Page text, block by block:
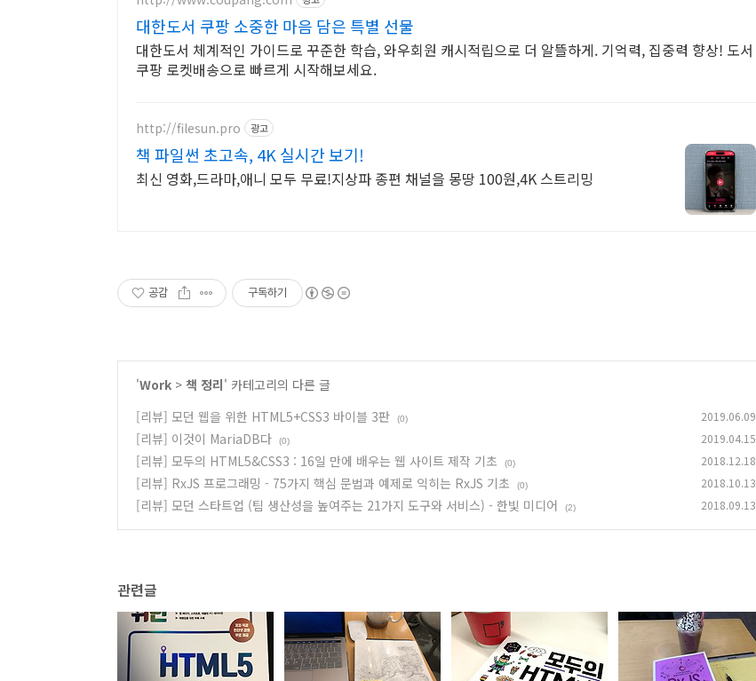
대한도서 쿠팡 소중한 마음 담은 특별 선물
대한도서 체계적인 가이드로 꾸준한 학습, 와우회원 캐시적립으로 더 알뜰하게. 기억력, 집중력 향상! 도서
쿠팡 로켓배송으로 빠르게 시작해보세요.
http://filesun.pro 광고
책 파일썬 초고속, 4K 실시간 보기!
최신 영화,드라마,애니 모두 무료!지상파 종편 채널을 몽땅 100원,4K 스트리밍
공감 구독하기
'Work > 책 정리' 카테고리의 다른 글
[리뷰] 모던 웹을 위한 HTML5+CSS3 바이블 3판
(0) 2019.06.09
[리뷰] 이것이 MariaDB다 (0) 2019.04.15
[리뷰] 모두의 HTML5&CSS3 : 16일 만에 배우는 웹 사이트 제작 기초 (0) 2018.12.18
[리뷰] RxJS 프로그래밍 - 75가지 핵심 문법과 예제로 익히는 RxJS 기초 (0) 2018.10.13
[리뷰] 모던 스타트업 (팀 생산성을 높여주는 21가지 도구와 서비스) - 한빛 미디어 (2) 2018.09.13
관련글